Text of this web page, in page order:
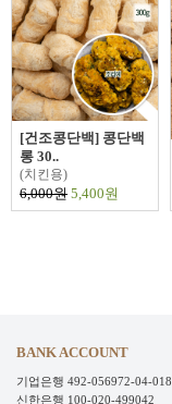
[건조콩단백] 콩단백
롱 30..
(치킨용)
6,000원 5,400원
BANK ACCOUNT
기업은행 492-056972-04-018
신한은행 100-020-499042